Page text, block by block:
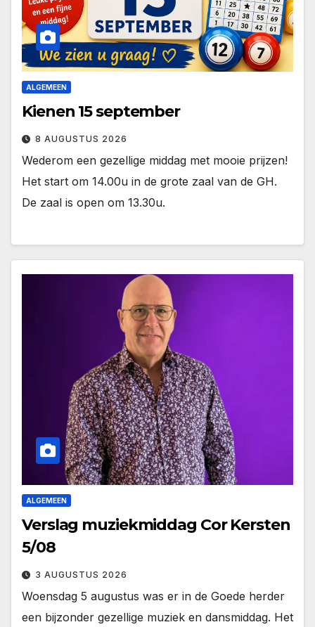
ALGEMEEN
Kienen 15 september
8 AUGUSTUS 2026
Wederom een gezellige middag met mooie prijzen!
Het start om 14.00u in de grote zaal van de GH.
De zaal is open om 13.30u.
ALGEMEEN
Verslag muziekmiddag Cor Kersten
5/08
3 AUGUSTUS 2026
Woensdag 5 augustus was er in de Goede herder
een bijzonder gezellige muziek en dansmiddag. Het